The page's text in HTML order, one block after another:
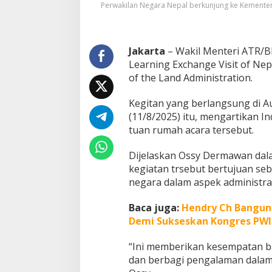
T
R
u
a
k
e
K
m
e
n
t
r
i
a
A
T
Perwakilan Negara Nepal berkunjung ke
Jakarta – Wakil Menteri ATR/
Learning Exchange Visit of
of the Land Administration.
Kegitan yang berlangsung di
(11/8/2025) itu, mengartikan
tuan rumah acara tersebut.
Dijelaskan Ossy Dermawan
kegiatan trsebut bertujuan
negara dalam aspek
Baca juga: Hendry Ch
Demi Sukseskan Kongres PWI
“Ini memberikan kesempatan
dan berbagi pengalaman